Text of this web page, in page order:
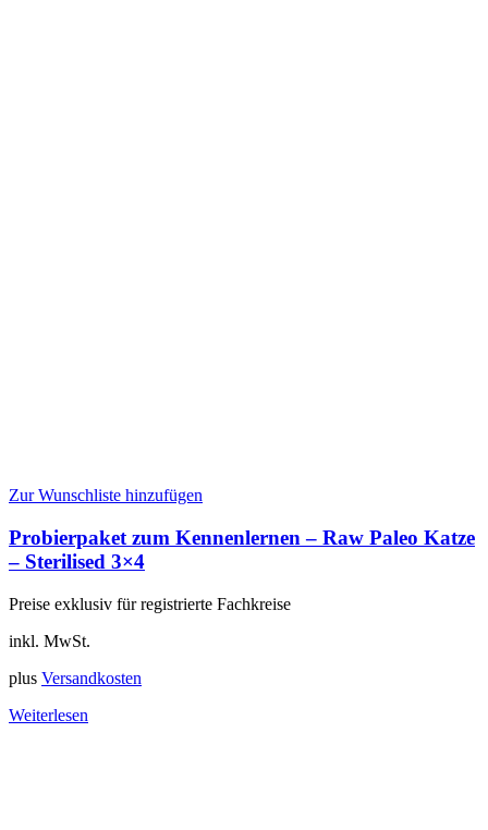
Zur Wunschliste hinzufügen
Probierpaket zum Kennenlernen – Raw Paleo Katze
– Sterilised 3×4
Preise exklusiv für registrierte Fachkreise
inkl. MwSt.
plus Versandkosten
Weiterlesen